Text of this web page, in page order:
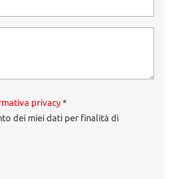
privacy*
dei miei dati per finalità di